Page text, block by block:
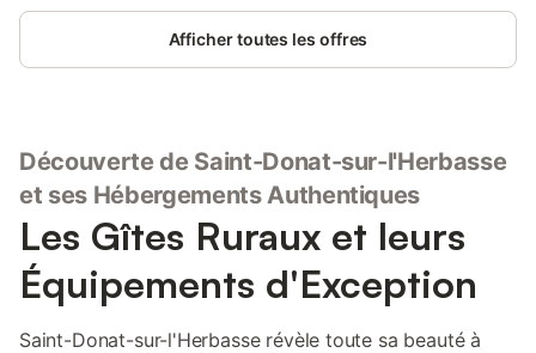
Afficher toutes les offres
Découverte de Saint-Donat-sur-l'Herbasse
et ses Hébergements Authentiques
Les Gîtes Ruraux et leurs
Équipements d'Exception
Saint-Donat-sur-l'Herbasse révèle toute sa beauté à